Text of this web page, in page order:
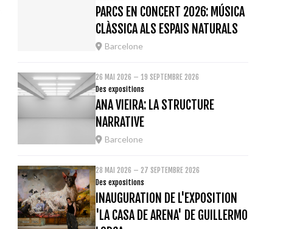
PARCS EN CONCERT 2026: MÚSICA
CLÀSSICA ALS ESPAIS NATURALS
Barcelone
26 MAI 2026 – 19 SEPTEMBRE 2026
Des expositions
ANA VIEIRA: LA STRUCTURE
NARRATIVE
Barcelone
28 MAI 2026 – 27 SEPTEMBRE 2026
Des expositions
INAUGURATION DE L'EXPOSITION
'LA CASA DE ARENA' DE GUILLERMO